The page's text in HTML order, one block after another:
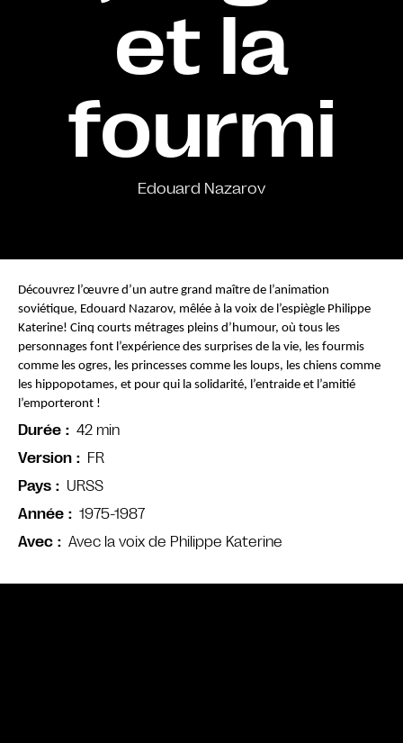
et la
fourmi
Edouard Nazarov
Avec Avec la voix de Philippe Katerine
Découvrez l’œuvre d’un autre grand maître de l’animation
soviétique, Edouard Nazarov, mêlée à la voix de l’espiègle Philippe
Katerine! Cinq courts métrages pleins d’humour, où tous les
personnages font l’expérience des surprises de la vie, les fourmis
comme les ogres, les princesses comme les loups, les chiens comme
les hippopotames, et pour qui la solidarité, l’entraide et l’amitié
l’emporteront !
Durée
42 min
Version
FR
Pays
URSS
Année
1975-1987